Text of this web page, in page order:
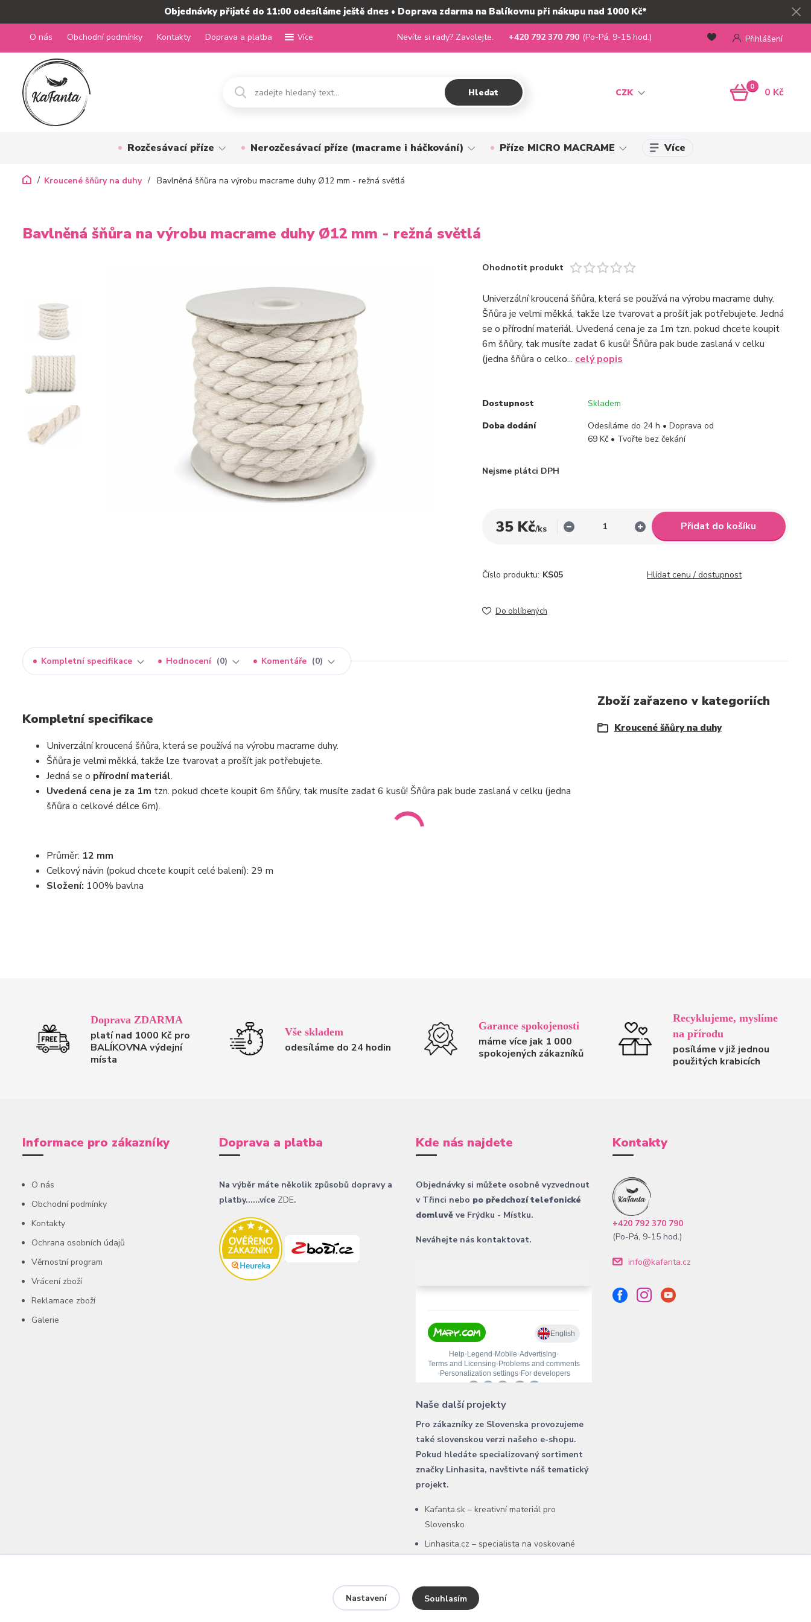
Objednávky přijaté do 11:00 odesíláme ještě dnes • Doprava zdarma na Balíkovnu při nákupu nad 1000 Kč*
O nás Obchodní podmínky Kontakty Doprava a platba Více
CZK
Přihlášení
Hledat
Nevíte si rady? Zavolejte. +420 792 370 790 (Po-Pá, 9-15 hod.)
0 0 Kč
Rozčesávací příze Nerozčesávací příze (macrame i háčkování) Příze MICRO MACRAME Více
Kroucené šňůry na duhy Bavlněná šňůra na výrobu macrame duhy Ø12 mm - režná světlá
Bavlněná šňůra na výrobu macrame duhy Ø12 mm - režná světlá
Ohodnotit produkt
Univerzální kroucená šňůra, která se používá na výrobu macrame duhy.
Šňůra je velmi měkká, takže lze tvarovat a prošít jak potřebujete. Jedná
se o přírodní materiál. Uvedená cena je za 1m tzn. pokud chcete koupit
6m šňůry, tak musíte zadat 6 kusů! Šňůra pak bude zaslaná v celku
(jedna šňůra o celko... celý popis
Dostupnost
Skladem
Doba dodání
Odesíláme do 24 h • Doprava od
69 Kč • Tvořte bez čekání
Nejsme plátci DPH
35 Kč/ks Přidat do košíku
Číslo produktu: KS05 Hlídat cenu / dostupnost
Do oblíbených
Kompletní specifikace Hodnocení 0 Komentáře 0
Kompletní specifikace
Univerzální kroucená šňůra, která se používá na výrobu macrame duhy.
Šňůra je velmi měkká, takže lze tvarovat a prošít jak potřebujete.
Jedná se o přírodní materiál.
Uvedená cena je za 1m tzn. pokud chcete koupit 6m šňůry, tak musíte zadat 6 kusů! Šňůra pak bude zaslaná v celku (jedna
šňůra o celkové délce 6m).
Průměr: 12 mm
Celkový návin (pokud chcete koupit celé balení): 29 m
Složení: 100% bavlna
Zboží zařazeno v kategoriích
Kroucené šňůry na duhy
Doprava ZDARMA
platí nad 1000 Kč pro
BALÍKOVNA výdejní
místa
Vše skladem
odesíláme do 24 hodin
Garance spokojenosti
máme více jak 1 000
spokojených zákazníků
Recyklujeme, myslíme
na přírodu
posíláme v již jednou
použitých krabicích
Informace pro zákazníky
O nás
Obchodní podmínky
Kontakty
Ochrana osobních údajů
Věrnostní program
Vrácení zboží
Reklamace zboží
Galerie
Doprava a platba
Na výběr máte několik způsobů dopravy a
platby......více ZDE.
Kde nás najdete
Objednávky si můžete osobně vyzvednout
v Třinci nebo po předchozí telefonické
domluvě ve Frýdku - Místku.
Neváhejte nás kontaktovat.
Naše další projekty
Pro zákazníky ze Slovenska provozujeme
také slovenskou verzi našeho e-shopu.
Pokud hledáte specializovaný sortiment
značky Linhasita, navštivte náš tematický
projekt.
Kafanta.sk – kreativní materiál pro
Slovensko
Linhasita.cz – specialista na voskované
šňůry Linhasita
Kontakty
+420 792 370 790
(Po-Pá, 9-15 hod.)
info@kafanta.cz
Nastavení Souhlasím